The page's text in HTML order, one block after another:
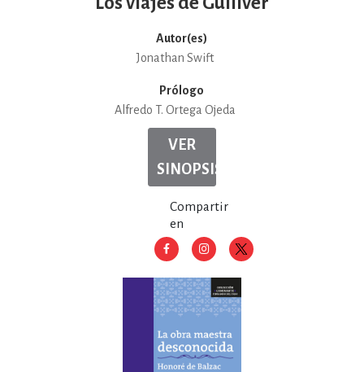
Autor(es)
Jonathan Swift
Prólogo
Alfredo T. Ortega Ojeda
VER
SINOPSIS
Compartir
en